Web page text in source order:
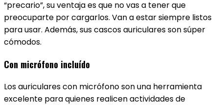
“precario”, su ventaja es que no vas a tener que
preocuparte por cargarlos. Van a estar siempre listos
para usar. Además, sus cascos auriculares son súper
cómodos.
Con micrófono incluído
Los auriculares con micrófono son una herramienta
excelente para quienes realicen actividades de